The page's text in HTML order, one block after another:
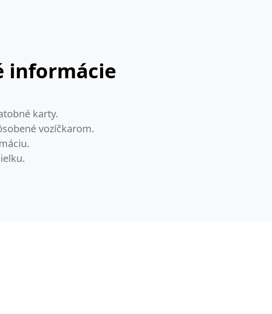
informácie
karty.
vozíčkarom.